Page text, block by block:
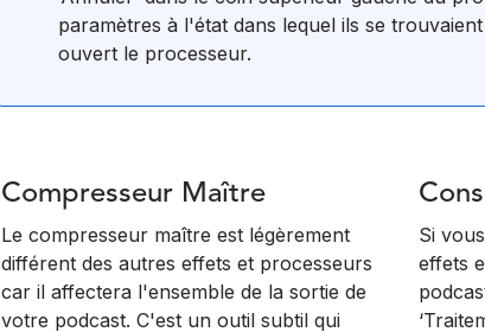
paramètres à l'état dans lequel ils se
ouvert le processeur.
Compresseur Maître
Le compresseur maître est légèrement
différent des autres effets et processeurs
car il affectera l'ensemble de la sortie de
votre podcast. C'est un outil subtil qui
Si
effets